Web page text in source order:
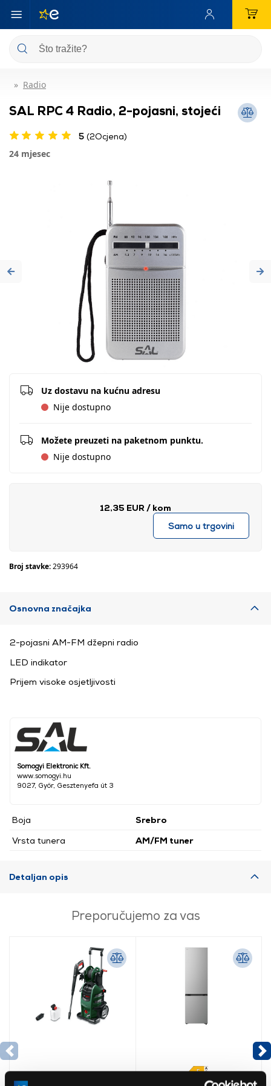
Radio
SAL RPC 4 Radio, 2-pojasni, stojeći
5 (2Ocjena)
24 mjesec
Previous
Uz dostavu na kućnu adresu
Nije dostupno
Možete preuzeti na paketnom punktu.
Nije dostupno
12,35 EUR / kom
Samo u trgovini
Broj stavke:293964
Osnovna značajka
Somogyi Elektronic Kft.
www.somogyi.hu
9027, Győr, Gesztenyefa út 3
Boja
Srebro
Vrsta tunera
AM/FM tuner
2-pojasni AM-FM džepni radio
LED indikator
Prijem visoke osjetljivosti
Detaljan opis
Preporučujemo za vas